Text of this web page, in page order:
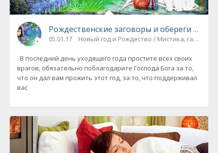
Рождественские заговоры и обереги с 31
05.01.17 Новый год и Рождество / Мистика, гадания
врагов, обязательно поблагодарите Господа Бога за то,
что он дал вам прожить этот год, за то, что поддерживал
вас